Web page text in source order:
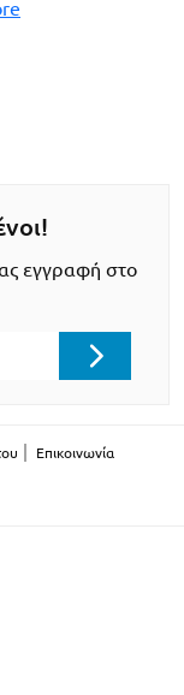
εγγραφή στο
Επικοινωνία